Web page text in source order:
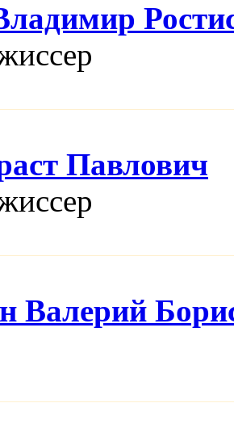
Павлович
Валерий